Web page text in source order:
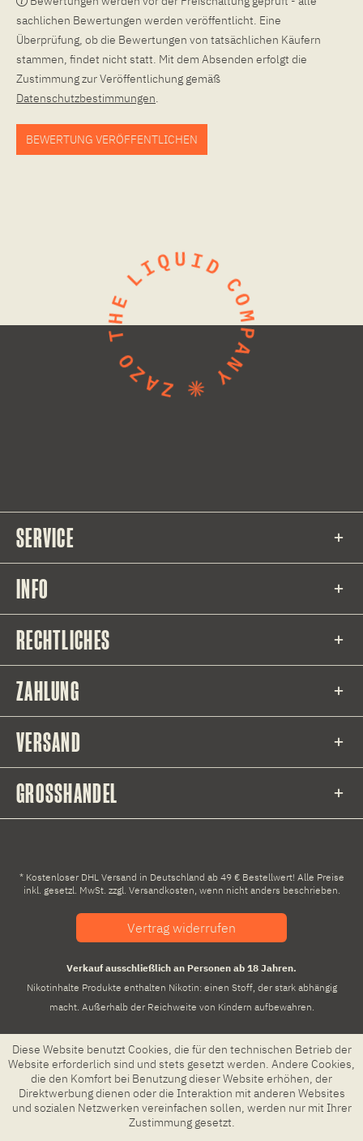
sachlichen Bewertungen werden veröffentlicht. Eine
Überprüfung, ob die Bewertungen von tatsächlichen Käufern
stammen, findet nicht statt. Mit dem Absenden erfolgt die
Zustimmung zur Veröffentlichung gemäß
Datenschutzbestimmungen.
BEWERTUNG VERÖFFENTLICHEN
SERVICE
INFO
RECHTLICHES
ZAHLUNG
VERSAND
GROSSHANDEL
* Kostenloser DHL Versand in Deutschland ab 49 € Bestellwert! Alle Preise
inkl. gesetzl. MwSt. zzgl. Versandkosten , wenn nicht anders beschrieben.
Vertrag widerrufen
Verkauf ausschließlich an Personen ab 18 Jahren.
Nikotinhalte Produkte enthalten Nikotin: einen Stoff, der stark abhängig
macht. Außerhalb der Reichweite von Kindern aufbewahren.
Diese Website benutzt Cookies, die für den technischen Betrieb der
Website erforderlich sind und stets gesetzt werden. Andere Cookies,
die den Komfort bei Benutzung dieser Website erhöhen, der
Direktwerbung dienen oder die Interaktion mit anderen Websites
und sozialen Netzwerken vereinfachen sollen, werden nur mit Ihrer
Zustimmung gesetzt.